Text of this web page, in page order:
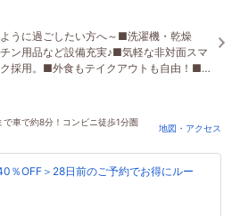
うに過ごしたい方へ～■洗濯機・乾燥
ン用品など設備充実♪■気軽な非対面スマ
採用。■外食もテイクアウトも自由！■コ
食店に近く、長期滞在にもおススメ♪
車で約8分！コンビニ徒歩1分圏
地図・アクセス
％OFF＞28日前のご予約でお得にルー